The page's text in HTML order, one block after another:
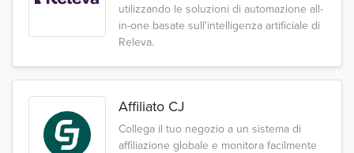
utilizzando le soluzioni di automazione all-
in-one basate sull'intelligenza artificiale di
Releva.
Affiliato CJ
Collega il tuo negozio a un sistema di
affiliazione globale e monitora facilmente